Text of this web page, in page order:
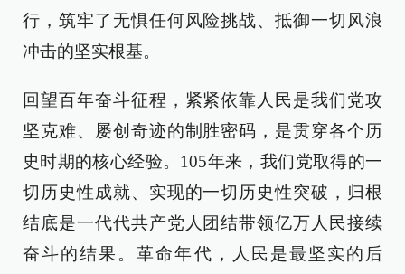
行，筑牢了无惧任何风险挑战、抵御一切风浪
冲击的坚实根基。
回望百年奋斗征程，紧紧依靠人民是我们党攻
坚克难、屡创奇迹的制胜密码，是贯穿各个历
史时期的核心经验。105年来，我们党取得的一
切历史性成就、实现的一切历史性突破，归根
结底是一代代共产党人团结带领亿万人民接续
奋斗的结果。革命年代，人民是最坚实的后